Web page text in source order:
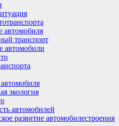
автомобиля
транспорт
автомобили
экология
автомобилей
развитие автомобилестроения